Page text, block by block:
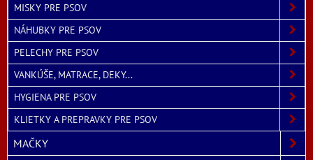
MISKY PRE PSOV
NÁHUBKY PRE PSOV
PELECHY PRE PSOV
VANKÚŠE, MATRACE, DEKY...
HYGIENA PRE PSOV
KLIETKY A PREPRAVKY PRE PSOV
MAČKY